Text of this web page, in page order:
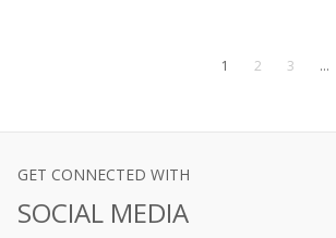
1 2 3 …
GET CONNECTED WITH
SOCIAL MEDIA